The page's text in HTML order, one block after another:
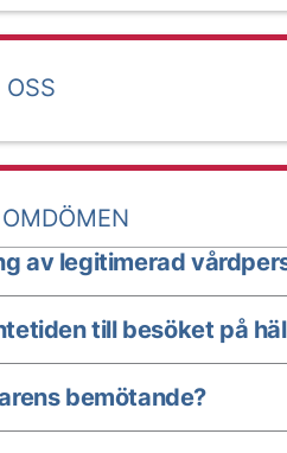
av legitimerad
till besöket på
bemötande?